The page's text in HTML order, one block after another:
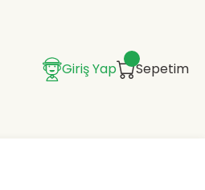
Giriş Yap Sepetim